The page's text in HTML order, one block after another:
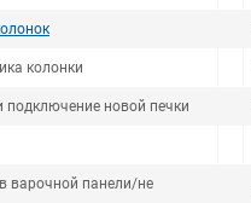
колонки
подключение новой печки
варочной панели/не